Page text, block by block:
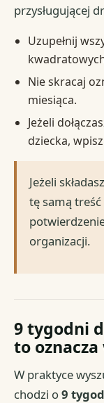
przysługującej
Uzupełnij
Nie skracaj
miesiąca.
Jeżeli
dziecka,
Jeżeli
tę samą
organizacji.
9 tygodni
to
W praktyce
chodzi o9